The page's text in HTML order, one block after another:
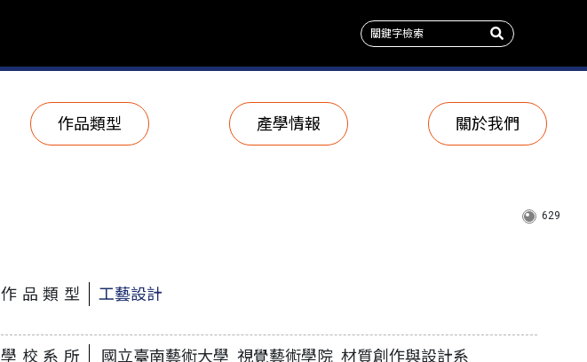
作品類型 產學情報 關於我們
629
作品類型 工藝設計
學校系所 國立臺南藝術大學 視覺藝術學院 材質創作與設計系